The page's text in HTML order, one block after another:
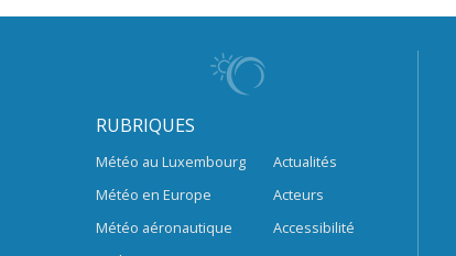
RUBRIQUES
Météo au Luxembourg
Météo en Europe
Météo aéronautique
Actualités
Acteurs
Accessibilité